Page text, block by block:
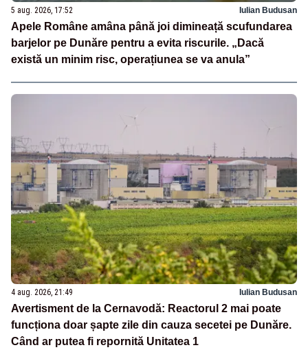
5 aug. 2026, 17:52 Iulian Budusan
Apele Române amâna până joi dimineață scufundarea
barjelor pe Dunăre pentru a evita riscurile. „Dacă
există un minim risc, operațiunea se va anula”
4 aug. 2026, 21:49 Iulian Budusan
Avertisment de la Cernavodă: Reactorul 2 mai poate
funcționa doar șapte zile din cauza secetei pe Dunăre.
Când ar putea fi repornită Unitatea 1